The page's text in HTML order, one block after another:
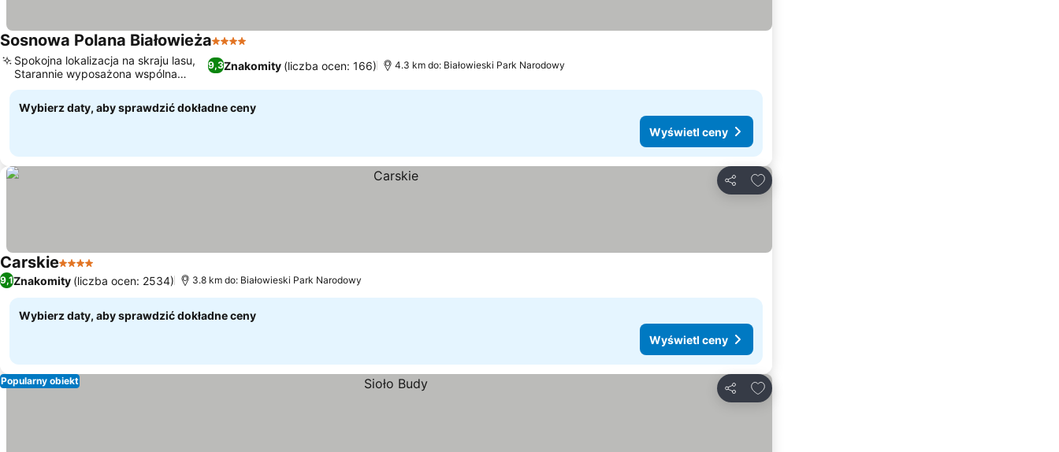
Sosnowa Polana Białowieża4 Kategoria
9,3Znakomity (liczba ocen: 166)
Spokojna lokalizacja na skraju lasu,
Starannie wyposażona wspólna
kuchnia
4.3 km do: Białowieski Park Narodowy
Wybierz daty, aby sprawdzić dokładne ceny
Wyświetl ceny
Udostępnij
Dodaj do ulubionych
Carskie4 Kategoria
9,1Znakomity (liczba ocen: 2534) 3.8 km do: Białowieski Park Narodowy
Wybierz daty, aby sprawdzić dokładne ceny
Wyświetl ceny
Udostępnij
Dodaj do ulubionych
Popularny obiekt